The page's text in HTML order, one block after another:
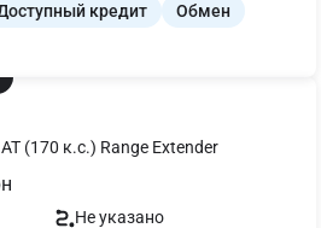
кредит
Обмен
Drive AT (170 к.с.) Range Extender
Не указано